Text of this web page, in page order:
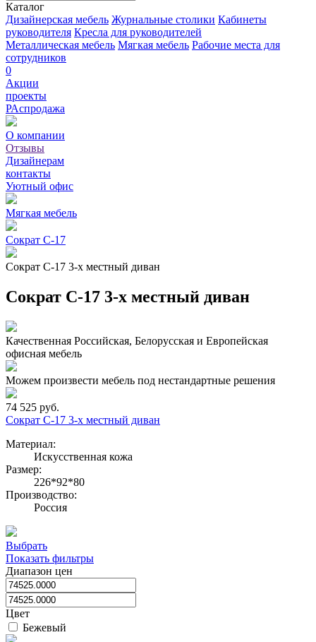
Каталог
Дизайнерская мебель Журнальные столики Кабинеты
руководителя Кресла для руководителей
Металлическая мебель Мягкая мебель Рабочие места для
сотрудников
0
Акции
проекты
РАспродажа
О компании
Отзывы
Дизайнерам
контакты
Уютный офис
Мягкая мебель
Сократ С-17
Сократ С-17 3-х местный диван
Сократ С-17 3-х местный диван
Качественная Российская, Белорусская и Европейская
офисная мебель
Можем произвести мебель под нестандартные решения
74 525 руб.
Сократ С-17 3-х местный диван
Материал:
Искусственная кожа
Размер:
226*92*80
Производство:
Россия
Выбрать
Показать фильтры
Диапазон цен
Цвет
Бежевый